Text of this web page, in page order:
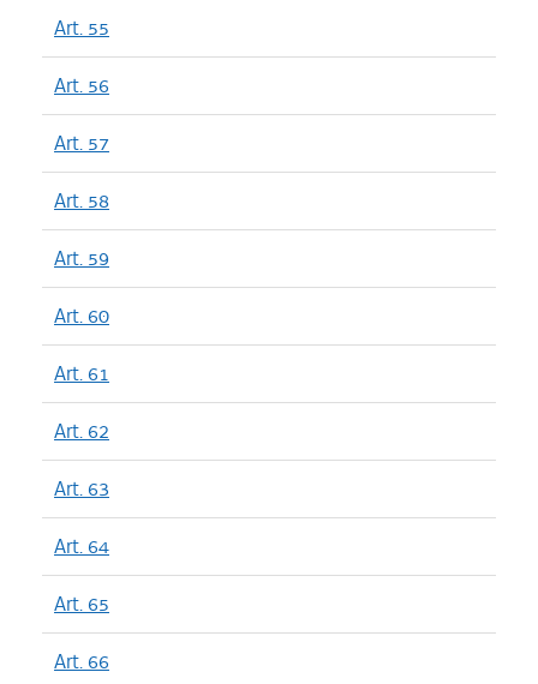
Art. 55
Art. 56
Art. 57
Art. 58
Art. 59
Art. 60
Art. 61
Art. 62
Art. 63
Art. 64
Art. 65
Art. 66